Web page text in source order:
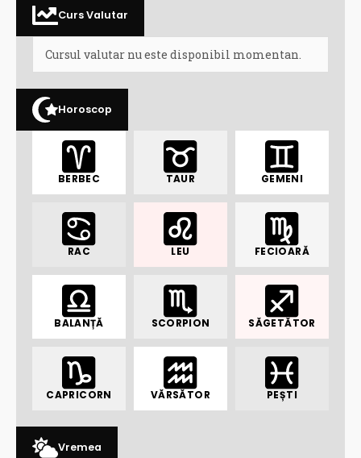
Curs Valutar
Cursul valutar nu este disponibil momentan.
Horoscop
BERBEC TAUR GEMENI
RAC LEU FECIOARĂ
BALANȚĂ SCORPION SĂGETĂTOR
CAPRICORN VĂRSĂTOR PEȘTI
Vremea